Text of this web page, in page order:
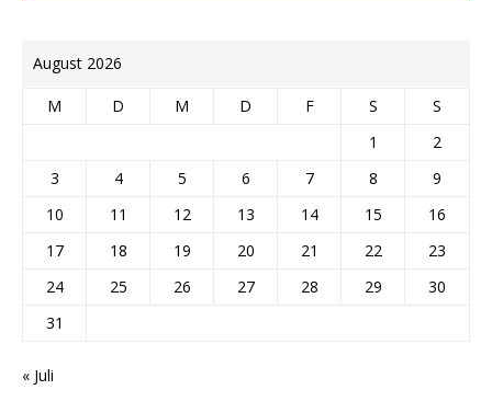
August 2026
M D M D F S
S
1
2
3
4 5 6 7 8
9
10
11 12 13 14 15
16
17
18 19 20 21 22
23
24
25 26 27 28 29
30
31
« Juli